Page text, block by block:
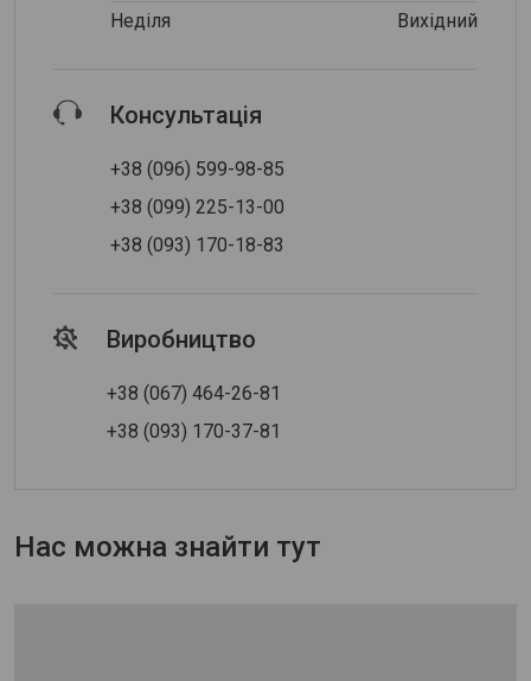
Неділя
Вихідний
Консультація
+38 (096) 599-98-85
+38 (099) 225-13-00
+38 (093) 170-18-83
Виробництво
+38 (067) 464-26-81
+38 (093) 170-37-81
Нас можна знайти тут